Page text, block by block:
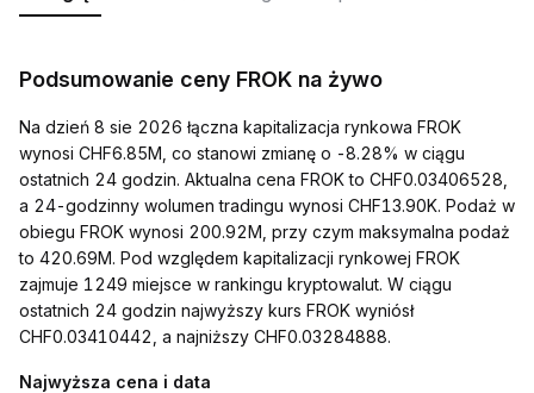
Podsumowanie ceny FROK na żywo
Na dzień 8 sie 2026 łączna kapitalizacja rynkowa FROK
wynosi CHF6.85M, co stanowi zmianę o -8.28% w ciągu
ostatnich 24 godzin. Aktualna cena FROK to CHF0.03406528,
a 24-godzinny wolumen tradingu wynosi CHF13.90K. Podaż w
obiegu FROK wynosi 200.92M, przy czym maksymalna podaż
to 420.69M. Pod względem kapitalizacji rynkowej FROK
zajmuje 1249 miejsce w rankingu kryptowalut. W ciągu
ostatnich 24 godzin najwyższy kurs FROK wyniósł
CHF0.03410442, a najniższy CHF0.03284888.
Najwyższa cena i data